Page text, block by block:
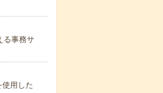
る事務サ
使用した